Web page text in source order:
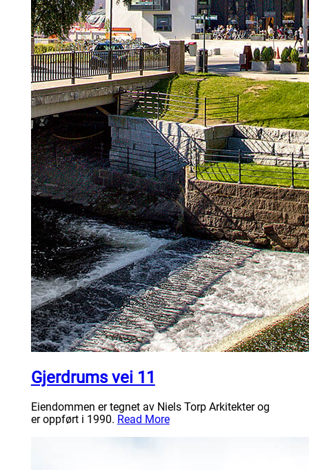
Gjerdrums vei 11
Eiendommen er tegnet av Niels Torp Arkitekter og
er oppført i 1990. Read More